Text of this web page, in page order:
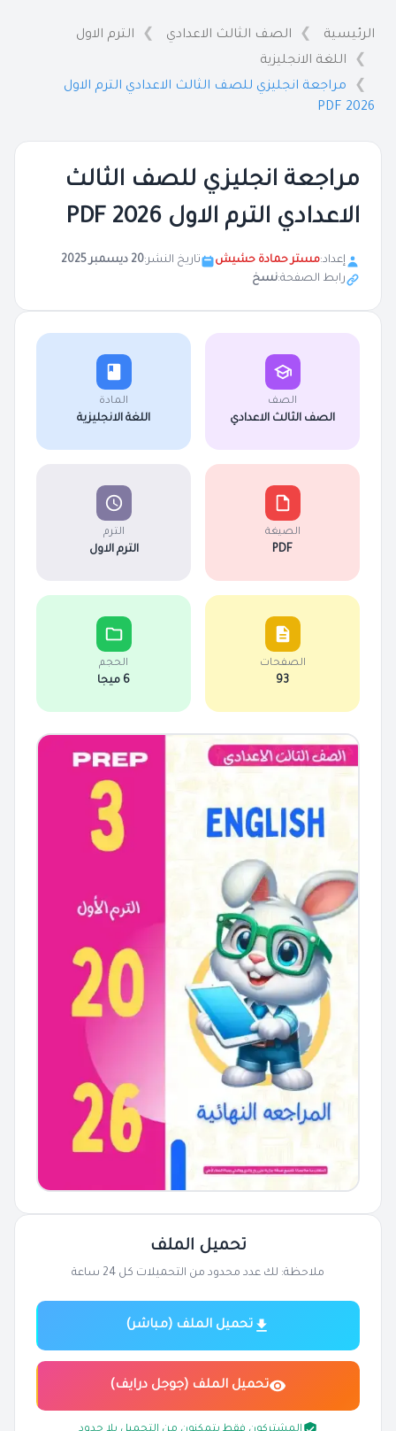
الرئيسية الصف الثالث الاعدادي
الترم الاول
اللغة الانجليزية
مراجعة انجليزي للصف الثالث الاعدادي الترم الاول
2026 PDF
مراجعة انجليزي للصف الثالث
الاعدادي الترم الاول 2026 PDF
إعداد:مستر حمادة حشيش تاريخ النشر:20 ديسمبر 2025
رابط الصفحة:نسخ
الصف
الصف الثالث الاعدادي
المادة
اللغة الانجليزية
الصيغة
PDF
الترم
الترم الاول
الصفحات
93
الحجم
6 ميجا
تحميل الملف
ملاحظة: لك عدد محدود من التحميلات كل 24 ساعة
تحميل الملف (مباشر)
تحميل الملف (جوجل درايف)